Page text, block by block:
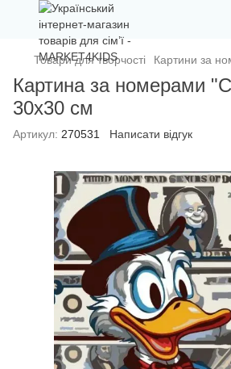
Товари для творчості Картини за
Картина за номерами
30х30 см
Артикул: 270531 Написати відгук